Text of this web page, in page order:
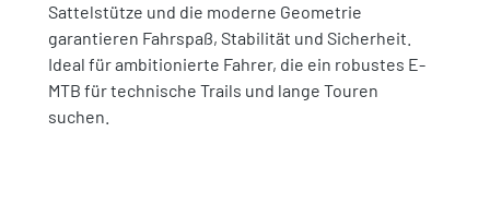
Sattelstütze und die moderne Geometrie
garantieren Fahrspaß, Stabilität und Sicherheit.
Ideal für ambitionierte Fahrer, die ein robustes E-
MTB für technische Trails und lange Touren
suchen.